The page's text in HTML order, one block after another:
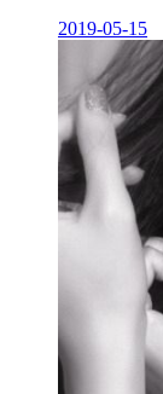
2019-05-15